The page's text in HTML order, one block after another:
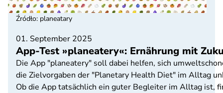
01. September 2025
App-Test »planeatery«: Ernährung mit
Die App "planeatery" soll dabei helfen, sich
die Zielvorgaben der "Planetary Health Diet" im Alltag
Ob die App tatsächlich ein guter Begleiter im Alltag ist,
Źródło: planeatary